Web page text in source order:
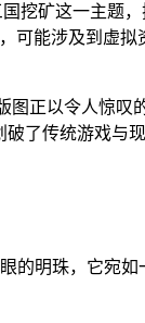
挖矿这一主题
可能涉及到虚
正以令人惊
了传统游戏
的明珠，它宛